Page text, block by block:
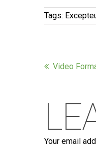
Tags:
Video
Your email